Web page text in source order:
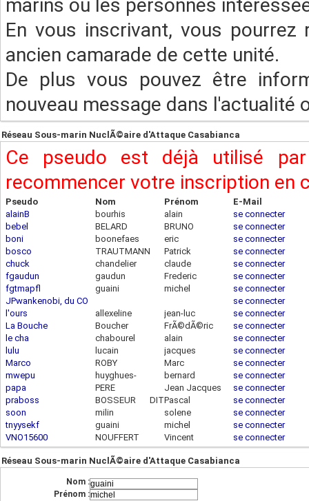
marins ou les personnes
En vous inscrivant, vous
ancien camarade de cette unité.
De plus vous pouvez être
nouveau message dans l'actualité
Réseau Sous-marin NuclÃ©aire d'Attaque Casabianca
Ce pseudo est déjà utilisé
recommencer votre inscription en
Pseudo Nom Prénom
E-Mail
alainB
bourhis alain
se connecter
bebel
BELARD BRUNO
se connecter
boni
boonefaes eric
se connecter
bosco
TRAUTMANN Patrick
se connecter
chuck
chandelier claude
se connecter
fgaudun
gaudun Frederic
se connecter
fgtmapfl
guaini michel
se connecter
JPwankenobi, du CO
se connecter
l'ours
allexeline jean-luc
se connecter
La Bouche
Boucher FrÃ©dÃ©ric
se connecter
le cha
chabourel alain
se connecter
lulu
lucain jacques
se connecter
Marco
ROBY Marc
se connecter
mwepu
huyghues-
beaufond
bernard
se connecter
papa
PERE Jean Jacques
se connecter
praboss
BOSSEUR DIT
TOBY
Pascal
se connecter
soon
milin solene
se connecter
tnyysekf
guaini michel
se connecter
VNO15600
NOUFFERT Vincent se connecter
Réseau Sous-marin NuclÃ©aire d'Attaque Casabianca
Nom :
Prénom :